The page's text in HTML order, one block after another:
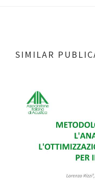
SIMILAR